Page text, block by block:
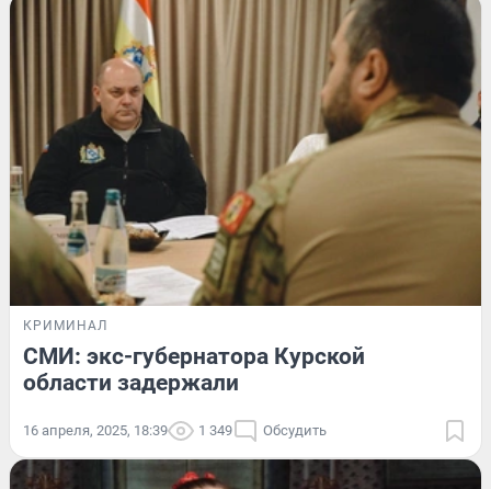
КРИМИНАЛ
СМИ: экс-губернатора Курской
области задержали
16 апреля, 2025, 18:39 1 349 Обсудить